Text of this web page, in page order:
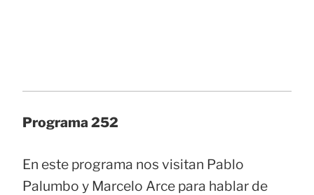
Programa 252
En este programa nos visitan Pablo
Palumbo y Marcelo Arce para hablar de